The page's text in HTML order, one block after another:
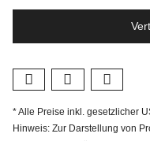
* Alle Preise inkl. gesetzlicher
Hinweis: Zur Darstellung von